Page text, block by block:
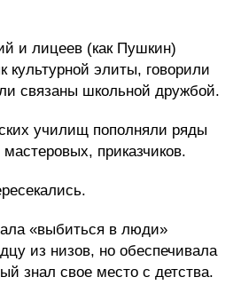
и лицеев (как Пушкин)
культурной элиты, говорили
связаны школьной дружбой.
училищ пополняли ряды
приказчиков.
«выбиться в люди»
из низов, но обеспечивала
знал свое место с детства.